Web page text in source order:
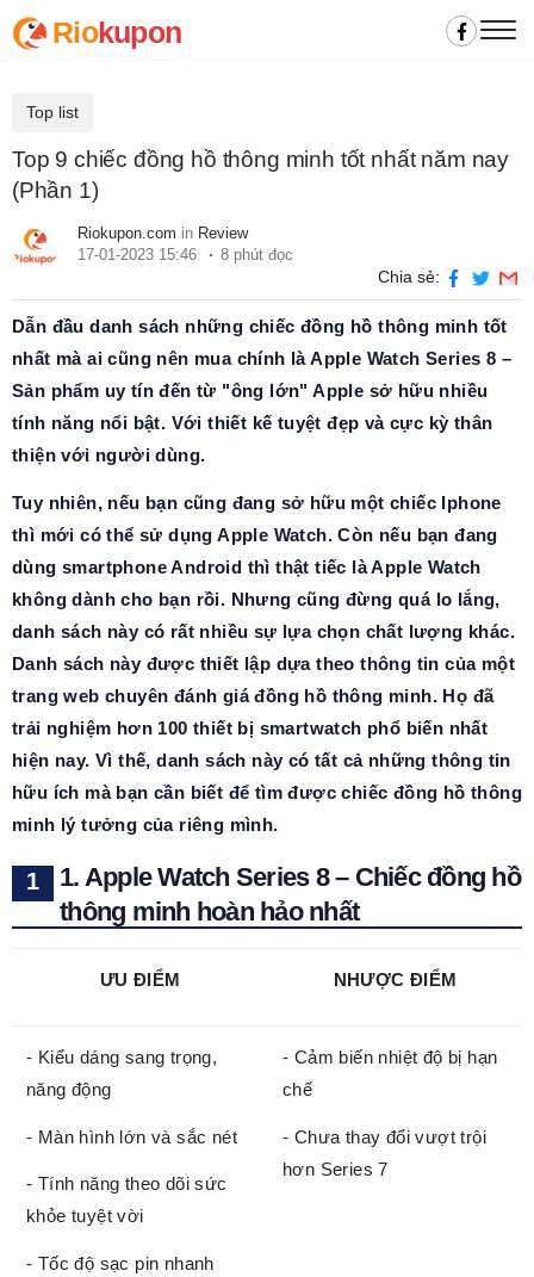
Riokupon
Top list
Top 9 chiếc đồng hồ thông minh tốt nhất năm nay
(Phần 1)
Riokupon.com in Review
17-01-2023 15:46
8 phút đọc
Chia sẻ:
Dẫn đầu danh sách những chiếc đồng hồ thông minh tốt
nhất mà ai cũng nên mua chính là Apple Watch Series 8 –
Sản phẩm uy tín đến từ "ông lớn" Apple sở hữu nhiều
tính năng nổi bật. Với thiết kế tuyệt đẹp và cực kỳ thân
thiện với người dùng.
Tuy nhiên, nếu bạn cũng đang sở hữu một chiếc Iphone
thì mới có thể sử dụng Apple Watch. Còn nếu bạn đang
dùng smartphone Android thì thật tiếc là Apple Watch
không dành cho bạn rồi. Nhưng cũng đừng quá lo lắng,
danh sách này có rất nhiều sự lựa chọn chất lượng khác.
Danh sách này được thiết lập dựa theo thông tin của một
trang web chuyên đánh giá đồng hồ thông minh. Họ đã
trải nghiệm hơn 100 thiết bị smartwatch phổ biến nhất
hiện nay. Vì thế, danh sách này có tất cả những thông tin
hữu ích mà bạn cần biết để tìm được chiếc đồng hồ thông
minh lý tưởng của riêng mình.
1. Apple Watch Series 8 – Chiếc đồng hồ
thông minh hoàn hảo nhất
ƯU ĐIỂM NHƯỢC ĐIỂM
- Kiểu dáng sang trọng,
năng động
- Màn hình lớn và sắc nét
- Tính năng theo dõi sức
khỏe tuyệt vời
- Tốc độ sạc pin nhanh
- Cảm biến nhiệt độ bị hạn
chế
- Chưa thay đổi vượt trội
hơn Series 7